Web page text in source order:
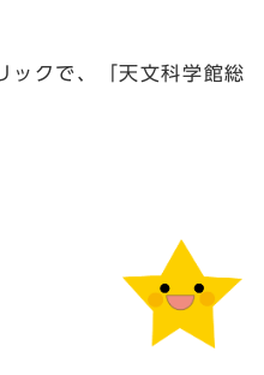
で、「天文科学館総